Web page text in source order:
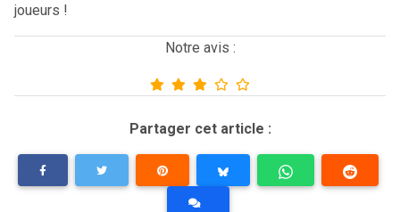
joueurs !
Notre avis :
Partager cet article :